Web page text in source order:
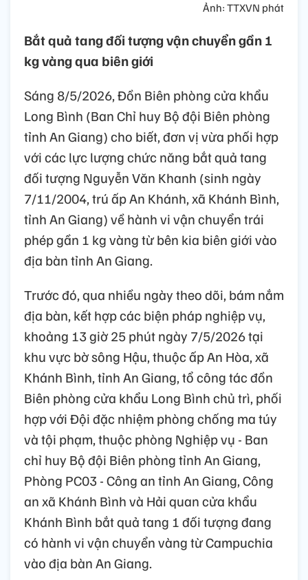
Ảnh: TTXVN phát
Bắt quả tang đối tượng vận chuyển gần 1
kg vàng qua biên giới
Sáng 8/5/2026, Đồn Biên phòng cửa khẩu
Long Bình (Ban Chỉ huy Bộ đội Biên phòng
tỉnh An Giang) cho biết, đơn vị vừa phối hợp
với các lực lượng chức năng bắt quả tang
đối tượng Nguyễn Văn Khanh (sinh ngày
7/11/2004, trú ấp An Khánh, xã Khánh Bình,
tỉnh An Giang) về hành vi vận chuyển trái
phép gần 1 kg vàng từ bên kia biên giới vào
địa bàn tỉnh An Giang.
Trước đó, qua nhiều ngày theo dõi, bám nắm
địa bàn, kết hợp các biện pháp nghiệp vụ,
khoảng 13 giờ 25 phút ngày 7/5/2026 tại
khu vực bờ sông Hậu, thuộc ấp An Hòa, xã
Khánh Bình, tỉnh An Giang, tổ công tác đồn
Biên phòng cửa khẩu Long Bình chủ trì, phối
hợp với Đội đặc nhiệm phòng chống ma túy
và tội phạm, thuộc phòng Nghiệp vụ - Ban
chỉ huy Bộ đội Biên phòng tỉnh An Giang,
Phòng PC03 - Công an tỉnh An Giang, Công
an xã Khánh Bình và Hải quan cửa khẩu
Khánh Bình bắt quả tang 1 đối tượng đang
có hành vi vận chuyển vàng từ Campuchia
vào địa bàn An Giang.